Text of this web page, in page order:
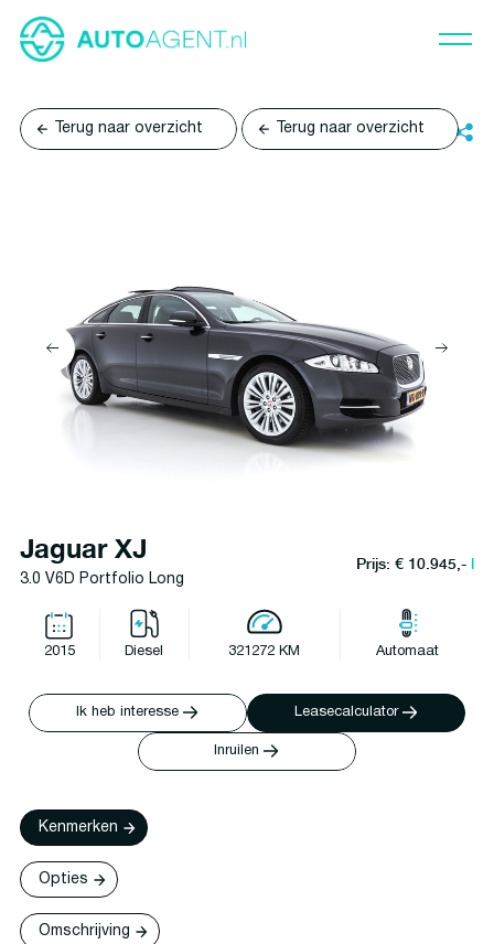
Terug naar overzicht Terug naar overzicht
Jaguar XJ
3.0 V6D Portfolio Long
Prijs: € 10.945,-l
2015 Diesel 321272 KM Automaat
Ik heb interesse Leasecalculator
Inruilen
Kenmerken
Opties
Omschrijving